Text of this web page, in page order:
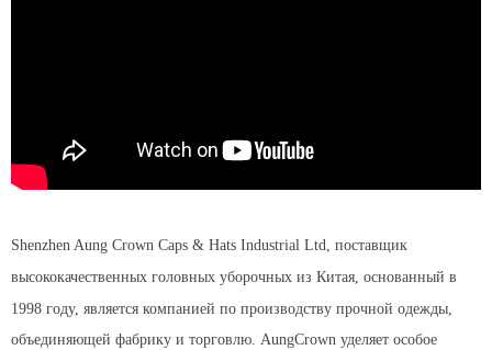
Shenzhen Aung Crown Caps & Hats Industrial Ltd, поставщик
высококачественных головных уборочных из Китая, основанный в
1998 году, является компанией по производству прочной одежды,
объединяющей фабрику и торговлю. AungCrown уделяет особое